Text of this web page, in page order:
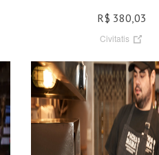
R$ 380,03
Civitatis